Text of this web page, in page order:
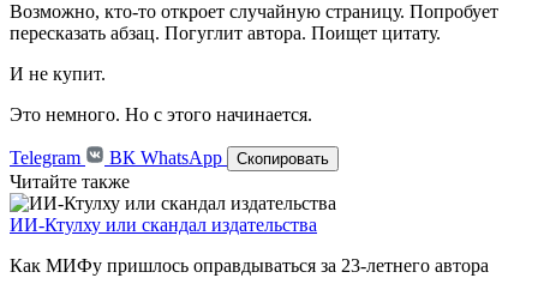
Возможно, кто-то откроет случайную страницу. Попробует
пересказать абзац. Погуглит автора. Поищет цитату.
И не купит.
Это немного. Но с этого начинается.
Telegram ВК WhatsApp Скопировать
Читайте также
ИИ-Ктулху или скандал издательства
Как МИФу пришлось оправдываться за 23-летнего автора